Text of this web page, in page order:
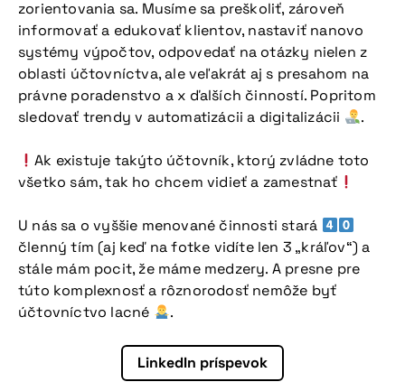
zorientovania sa. Musíme sa preškoliť, zároveň
informovať a edukovať klientov, nastaviť nanovo
systémy výpočtov, odpovedať na otázky nielen z
oblasti účtovníctva, ale veľakrát aj s presahom na
právne poradenstvo a x ďalších činností. Popritom
sledovať trendy v automatizácii a digitalizácii
.
Ak existuje takýto účtovník, ktorý zvládne toto
všetko sám, tak ho chcem vidieť a zamestnať
U nás sa o vyššie menované činnosti stará
členný tím (aj keď na fotke vidíte len 3 „kráľov“) a
stále mám pocit, že máme medzery. A presne pre
túto komplexnosť a rôznorodosť nemôže byť
účtovníctvo lacné
.
LinkedIn príspevok